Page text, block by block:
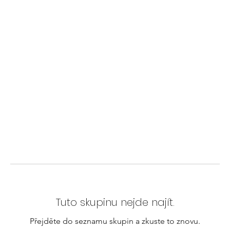
Tuto skupinu nejde najít.
Přejděte do seznamu skupin a zkuste to znovu.